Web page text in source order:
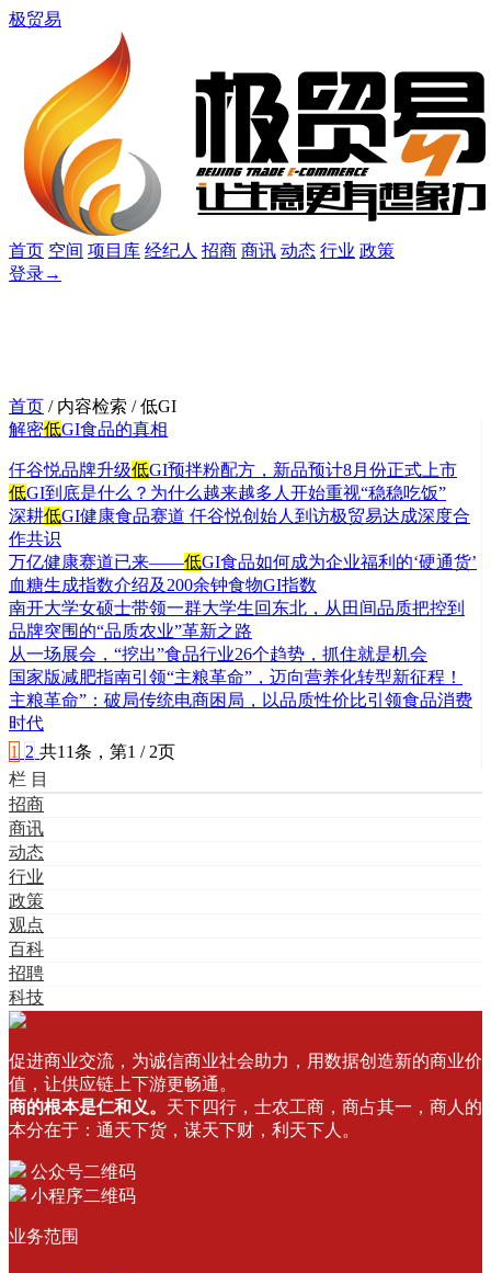
极贸易
首页 空间 项目库 经纪人 招商 商讯 动态 行业 政策
登录→
首页 / 内容检索 / 低GI
解密低GI食品的真相
仟谷悦品牌升级低GI预拌粉配方，新品预计8月份正式上市
低GI到底是什么？为什么越来越多人开始重视“稳稳吃饭”
深耕低GI健康食品赛道 仟谷悦创始人到访极贸易达成深度合
作共识
万亿健康赛道已来——低GI食品如何成为企业福利的‘硬通货’
血糖生成指数介绍及200余钟食物GI指数
南开大学女硕士带领一群大学生回东北，从田间品质把控到
品牌突围的“品质农业”革新之路
从一场展会，“挖出”食品行业26个趋势，抓住就是机会
国家版减肥指南引领“主粮革命”，迈向营养化转型新征程！
主粮革命”：破局传统电商困局，以品质性价比引领食品消费
时代
1 2 共11条，第1 / 2页
栏 目
招商
商讯
动态
行业
政策
观点
百科
招聘
科技
促进商业交流，为诚信商业社会助力，用数据创造新的商业价
值，让供应链上下游更畅通。
商的根本是仁和义。 天下四行，士农工商，商占其一，商人的
本分在于：通天下货，谋天下财，利天下人。
公众号二维码
小程序二维码
业务范围